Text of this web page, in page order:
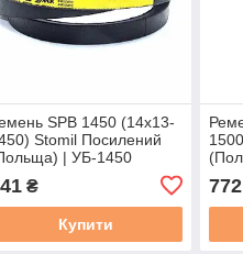
SPB 1450 (14х13-
Stomil Посилений
| УБ-1450
ременя SPB 1450
₴
Купити
772